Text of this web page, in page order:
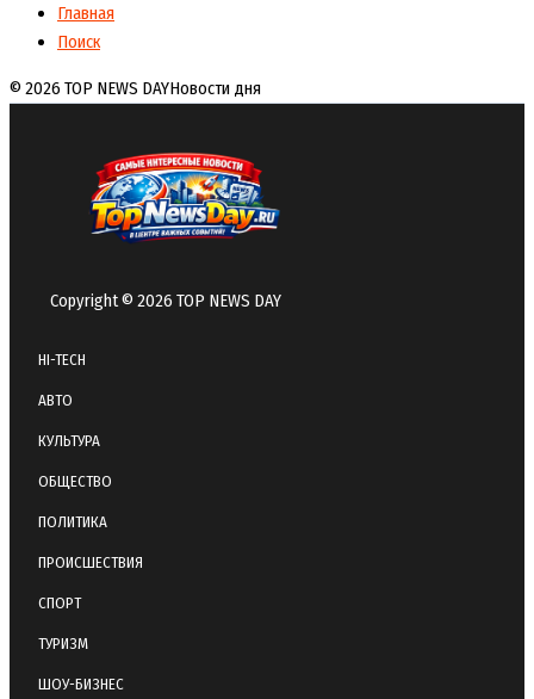
Главная
Поиск
© 2026 TOP NEWS DAYНовости дня
Copyright © 2026 TOP NEWS DAY
HI-TECH
АВТО
КУЛЬТУРА
ОБЩЕСТВО
ПОЛИТИКА
ПРОИСШЕСТВИЯ
СПОРТ
ТУРИЗМ
ШОУ-БИЗНЕС